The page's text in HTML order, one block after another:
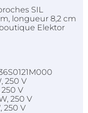
SIL
longueur 8,2 cm
Elektor
250 V
250 V
250 V
250 V